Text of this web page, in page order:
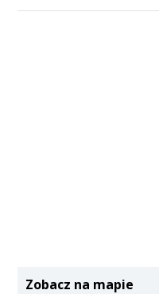
Zobacz na mapie